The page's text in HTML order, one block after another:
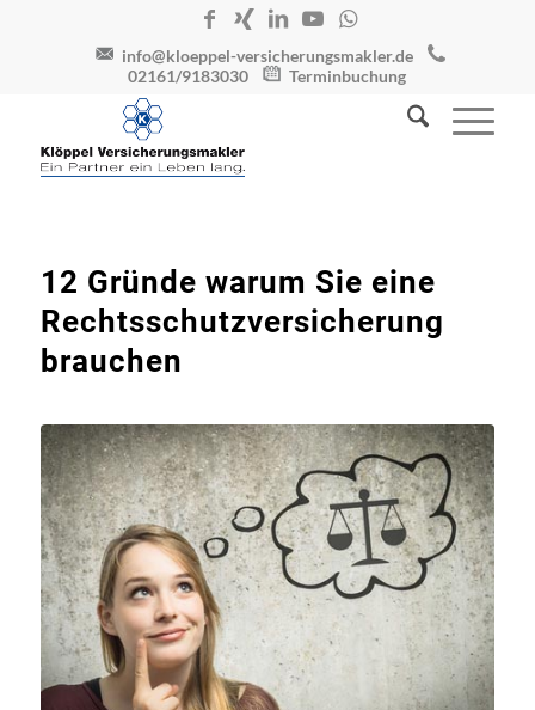
info@kloeppel-versicherungsmakler.de
02161/9183030
Terminbuchung
12 Gründe warum Sie eine
Rechtsschutzversicherung
brauchen